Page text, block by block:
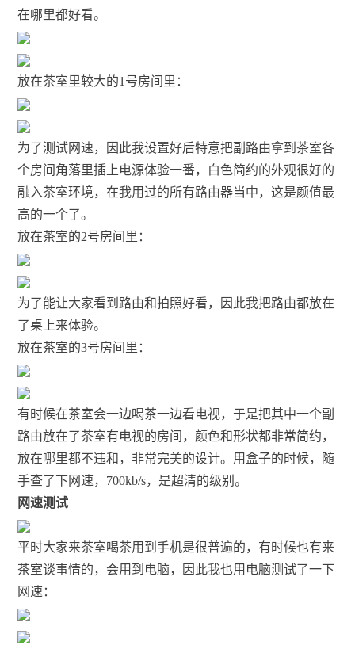
在哪里都好看。
放在茶室里较大的1号房间里：
为了测试网速，因此我设置好后特意把副路由拿到茶室各
个房间角落里插上电源体验一番，白色简约的外观很好的
融入茶室环境，在我用过的所有路由器当中，这是颜值最
高的一个了。
放在茶室的2号房间里：
为了能让大家看到路由和拍照好看，因此我把路由都放在
了桌上来体验。
放在茶室的3号房间里：
有时候在茶室会一边喝茶一边看电视，于是把其中一个副
路由放在了茶室有电视的房间，颜色和形状都非常简约，
放在哪里都不违和，非常完美的设计。用盒子的时候，随
手查了下网速，700kb/s，是超清的级别。
网速测试
平时大家来茶室喝茶用到手机是很普遍的，有时候也有来
茶室谈事情的，会用到电脑，因此我也用电脑测试了一下
网速：